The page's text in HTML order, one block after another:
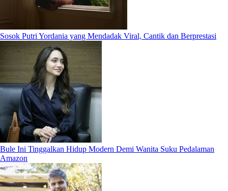
Sosok Putri Yordania yang Mendadak Viral, Cantik dan Berprestasi
Bule Ini Tinggalkan Hidup Modern Demi Wanita Suku Pedalaman
Amazon